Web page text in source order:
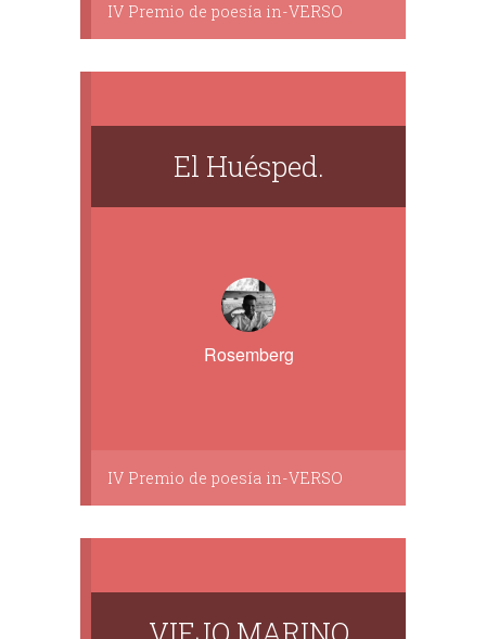
IV Premio de poesía in-VERSO
El Huésped.
Rosemberg
IV Premio de poesía in-VERSO